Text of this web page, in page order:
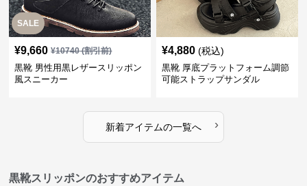
SALE
¥9,660 ¥10740(割引前)
黒靴 男性用黒レザースリッポン
風スニーカー
¥4,880 (税込)
黒靴 厚底プラットフォーム調節
可能ストラップサンダル
新着アイテムの一覧へ ›
黒靴スリッポンのおすすめアイテム